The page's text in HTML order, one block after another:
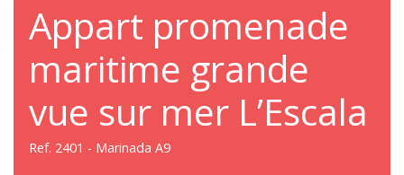
Appart promenade
maritime grande
vue sur mer L’Escala
Ref. 2401 - Marinada A9